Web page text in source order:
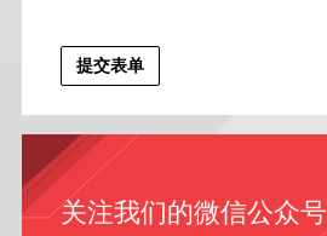
关注我们的微信公众号